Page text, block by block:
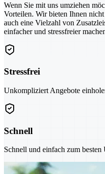
Wenn Sie mit uns umziehen
Vorteilen. Wir bieten Ihnen
auch eine Vielzahl von
einfacher und stressfreier
Stressfrei
Unkompliziert Angebote
Schnell
Schnell und einfach zum besten